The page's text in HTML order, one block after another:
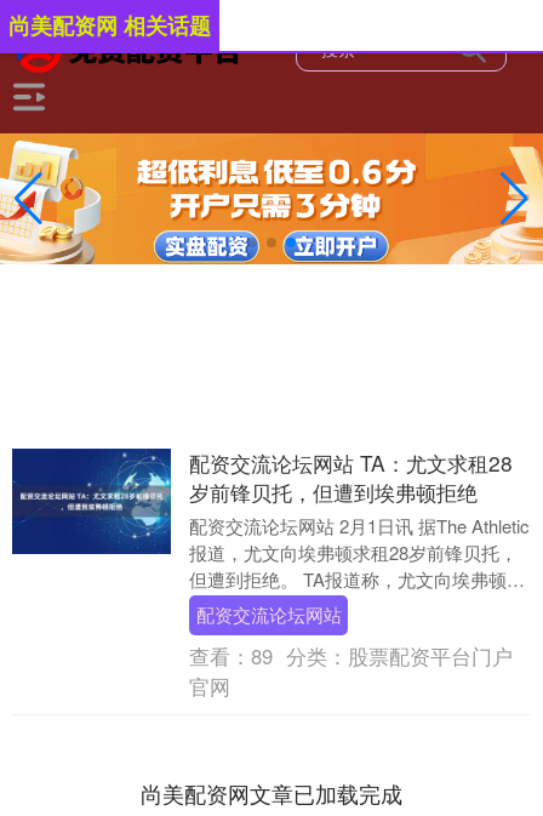
尚美配资网 相关话题
配资交流论坛网站 TA：尤文求租28
岁前锋贝托，但遭到埃弗顿拒绝
配资交流论坛网站 2月1日讯 据The Athletic
报道，尤文向埃弗顿求租28岁前锋贝托，
但遭到拒绝。 TA报道称，尤文向埃弗顿询
问租借前锋贝托的可能性，但....
配资交流论坛网站
查看： 89 分类： 股票配资平台门户
官网
尚美配资网文章已加载完成